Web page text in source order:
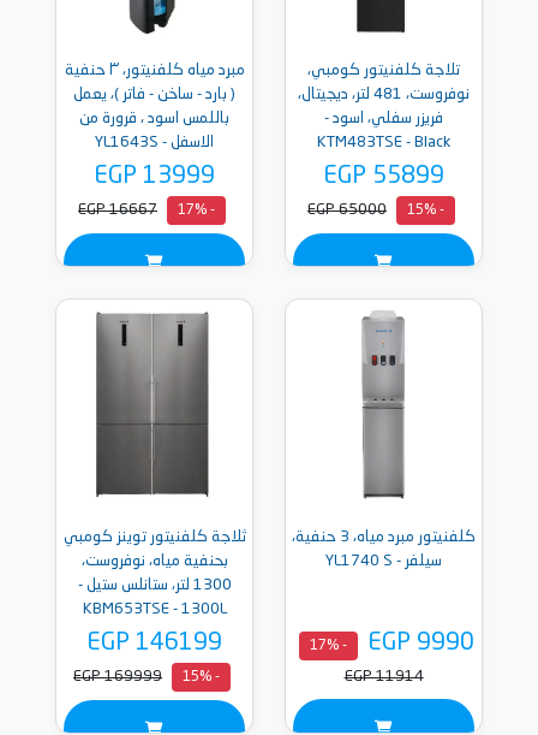
تلاجة كلفنيتور كومبي،
نوفروست، 481 لتر، ديجيتال،
فريزر سفلي، اسود -
KTM483TSE - Black
EGP 55899
- 15%
EGP 65000
مبرد مياه كلفنيتور، ٣ حنفية
( بارد - ساخن - فاتر )، يعمل
باللمس اسود ، قرورة من
الاسفل - YL1643S
EGP 13999
- 17%
EGP 16667
كلفنيتور مبرد مياه، 3 حنفية،
سيلفر - YL1740 S
EGP 9990
- 17%
EGP 11914
ثلاجة كلفنيتور توينز كومبي
بحنفية مياه، نوفروست،
1300 لتر، ستانلس ستيل -
KBM653TSE - 1300L
EGP 146199
- 15%
EGP 169999